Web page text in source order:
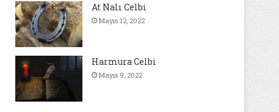
At Nalı Celbi
Mayıs 12, 2022
Harmura Celbi
Mayıs 9, 2022